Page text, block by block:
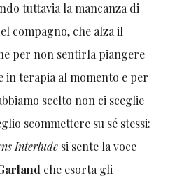
tuttavia la mancanza di
compagno, che alza il
per non sentirla piangere
in terapia al momento e per
scelto non ci sceglie
scommettere su sé stessi:
Interlude si sente la voce
che esorta gli